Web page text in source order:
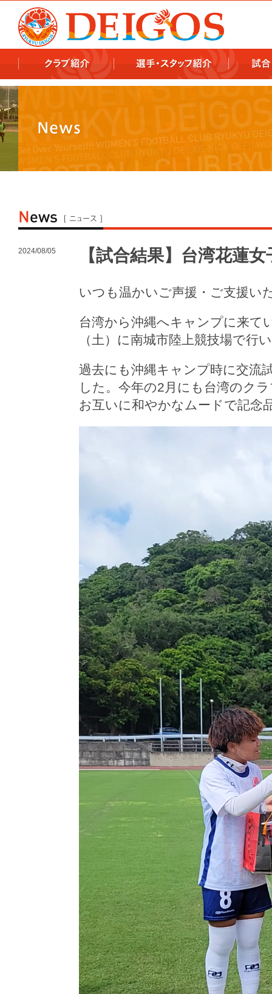
2024/08/05 【試合結果】台湾花蓮
いつも温かいご声援・ご支援い
台湾から沖縄へキャンプに来て
（土）に南城市陸上競技場で行
過去にも沖縄キャンプ時に交流
した。今年の2月にも台湾のク
お互いに和やかなムードで記念